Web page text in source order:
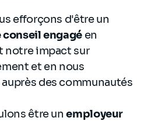
efforçons d'être un
engagé en
notre impact sur
et en nous
des communautés
être unemployeur